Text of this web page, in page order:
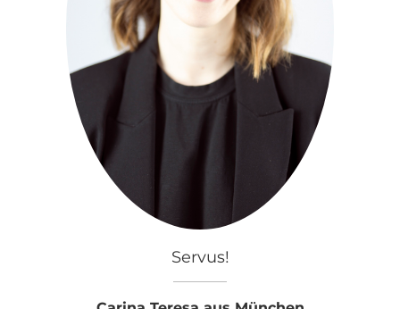
Servus!